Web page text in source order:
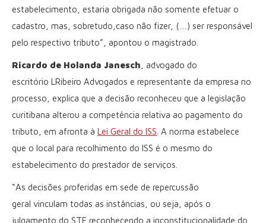
estabelecimento, estaria obrigada não somente efetuar o
cadastro, mas, sobretudo,caso não fizer, (…) ser responsável
pelo respectivo tributo”, apontou o magistrado.
Ricardo de Holanda Janesch , advogado do
escritório LRibeiro Advogados e representante da empresa no
processo, explica que a decisão reconheceu que a legislação
curitibana alterou a competência relativa ao pagamento do
tributo, em afronta à Lei Geral do ISS . A norma estabelece
que o local para recolhimento do ISS é o mesmo do
estabelecimento do prestador de serviços.
“As decisões proferidas em sede de repercussão
geral vinculam todas as instâncias, ou seja, após o
julgamento do STF reconhecendo a inconstitucionalidade do